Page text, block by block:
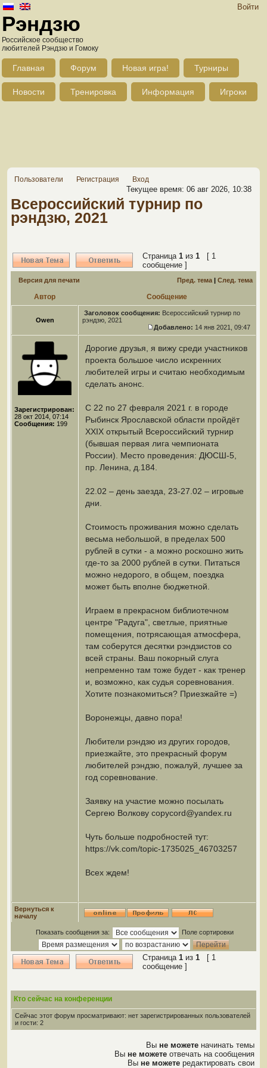
Войти
Рэндзю
Российское сообщество
любителей Рэндзю и Гомоку
Главная Форум Новая игра! Турниры
Новости Тренировка Информация Игроки
Пользователи Регистрация Вход
Текущее время: 06 авг 2026, 10:38
Всероссийский турнир по
рэндзю, 2021
Страница 1 из 1 [ 1
сообщение ]
Версия для печати Пред. тема | След. тема
Автор Сообщение
Owen
Заголовок сообщения: Всероссийский турнир по
рэндзю, 2021
Добавлено: 14 янв 2021, 09:47
Зарегистрирован:
28 окт 2014, 07:14
Сообщения: 199
Дорогие друзья, я вижу среди участников
проекта большое число искренних
любителей игры и считаю необходимым
сделать анонс.
С 22 по 27 февраля 2021 г. в городе
Рыбинск Ярославской области пройдёт
XXIX открытый Всероссийский турнир
(бывшая первая лига чемпионата
России). Место проведения: ДЮСШ-5,
пр. Ленина, д.184.
22.02 – день заезда, 23-27.02 – игровые
дни.
Стоимость проживания можно сделать
весьма небольшой, в пределах 500
рублей в сутки - а можно роскошно жить
где-то за 2000 рублей в сутки. Питаться
можно недорого, в общем, поездка
может быть вполне бюджетной.
Играем в прекрасном библиотечном
центре "Радуга", светлые, приятные
помещения, потрясающая атмосфера,
там соберутся десятки рэндзистов со
всей страны. Ваш покорный слуга
непременно там тоже будет - как тренер
и, возможно, как судья соревнования.
Хотите познакомиться? Приезжайте =)
Воронежцы, давно пора!
Любители рэндзю из других городов,
приезжайте, это прекрасный форум
любителей рэндзю, пожалуй, лучшее за
год соревнование.
Заявку на участие можно посылать
Сергею Волкову copycord@yandex.ru
Чуть больше подробностей тут:
https://vk.com/topic-1735025_46703257
Всех ждем!
Вернуться к
началу
Показать сообщения за: Поле сортировки
Страница 1 из 1 [ 1
сообщение ]
Кто сейчас на конференции
Сейчас этот форум просматривают: нет зарегистрированных пользователей
и гости: 2
Вы не можете начинать темы
Вы не можете отвечать на сообщения
Вы не можете редактировать свои